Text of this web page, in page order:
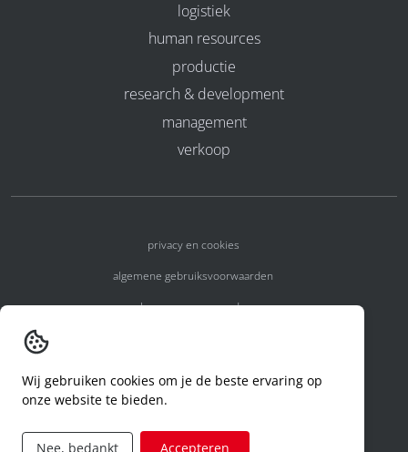
logistiek
human resources
productie
research & development
management
verkoop
privacy en cookies
algemene gebruiksvoorwaarden
algemene voorwaarden
code of conduct
aanvraag rechten ivm privacy
Wij gebruiken cookies om je de beste ervaring op
onze website te bieden.
Nee, bedankt Accepteren